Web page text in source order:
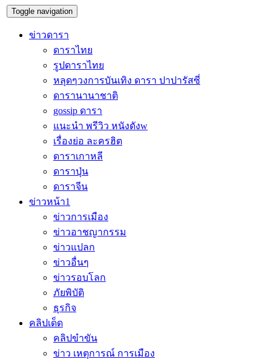
Toggle navigation
ข่าวดารา
ดาราไทย
รูปดาราไทย
หลุดๆวงการบันเทิง ดารา ปาปารัสซี่
ดารานานาชาติ
gossip ดารา
แนะนำ พรีวิว หนังดังw
เรื่องย่อ ละครฮิต
ดาราเกาหลี
ดาราปุ่น
ดาราจีน
ข่าวหน้า1
ข่าวการเมือง
ข่าวอาชญากรรม
ข่าวแปลก
ข่าวอื่นๆ
ข่าวรอบโลก
ภัยพิบัติ
ธุรกิจ
คลิปเด็ด
คลิปขำขัน
ข่าว เหตุการณ์ การเมือง